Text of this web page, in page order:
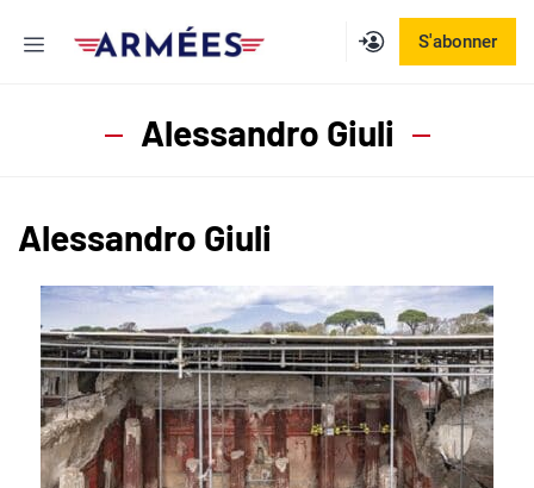
S'abonner
Menu
Alessandro Giuli
Alessandro Giuli